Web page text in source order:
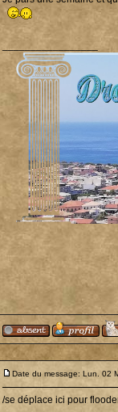
Date du message: Lun. 02
/se déplace ici pour